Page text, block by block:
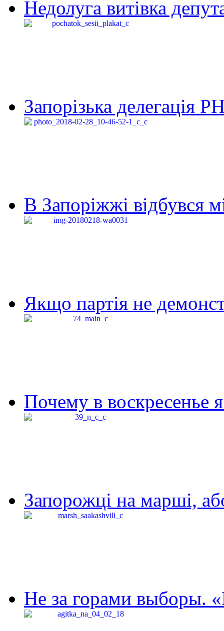
Недолуга витівка
Запорізька делегація
В Запоріжжі відбувся
Якщо партія не
Почему в воскресенье
Запорожці на марші,
Не за горами выборы.